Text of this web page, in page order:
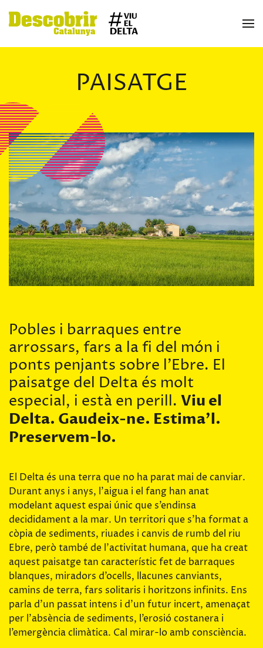
Skip to main content
PAISATGE
Pobles i barraques entre
arrossars, fars a la fi del món i
ponts penjants sobre l’Ebre. El
paisatge del Delta és molt
especial, i està en perill. Viu el
Delta. Gaudeix-ne. Estima’l.
Preservem-lo.
El Delta és una terra que no ha parat mai de canviar.
Durant anys i anys, l’aigua i el fang han anat
modelant aquest espai únic que s’endinsa
decididament a la mar. Un territori que s’ha format a
còpia de sediments, riuades i canvis de rumb del riu
Ebre, però també de l’activitat humana, que ha creat
aquest paisatge tan característic fet de barraques
blanques, miradors d’ocells, llacunes canviants,
camins de terra, fars solitaris i horitzons infinits. Ens
parla d’un passat intens i d’un futur incert, amenaçat
per l’absència de sediments, l’erosió costanera i
l’emergència climàtica. Cal mirar-lo amb consciència.